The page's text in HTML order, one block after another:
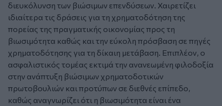
διευκόλυνση των βιώσιμων επενδύσεων. Χαιρετίζει
ιδιαίτερα τις δράσεις για τη χρηματοδότηση της
πορείας της πραγματικής οικονομίας προς τη
βιωσιμότητα καθώς και την εύκολη πρόσβαση σε πηγές
χρηματοδότησης για τη δίκαιη μετάβαση. Επιπλέον, ο
ασφαλιστικός τομέας εκτιμά την ανανεωμένη φιλοδοξία
στην ανάπτυξη βιώσιμων χρηματοδοτικών
πρωτοβουλιών και προτύπων σε διεθνές επίπεδο,
καθώς αναγνωρίζει ότι η βιωσιμότητα είναι ένα